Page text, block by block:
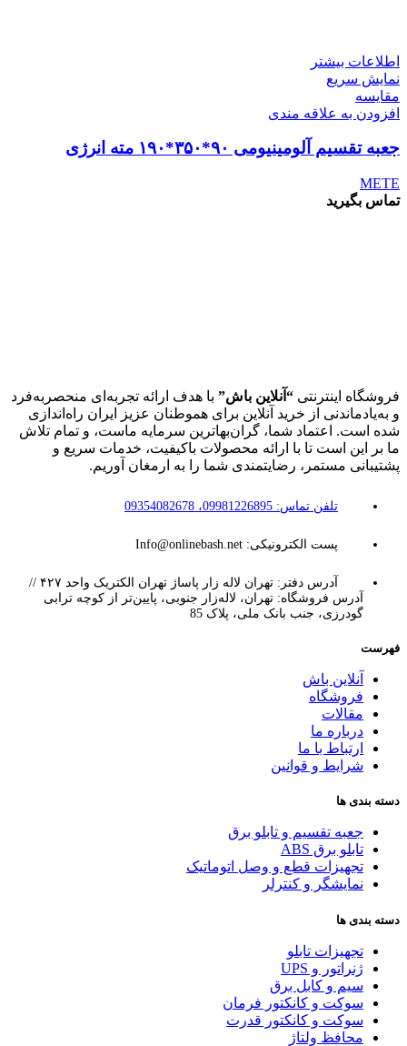
اطلاعات بیشتر
نمایش سریع
مقايسه
افزودن به علاقه مندی
جعبه تقسیم آلومینیومی ۹۰*۳۵۰*۱۹۰ مته انرژی
METE
تماس بگیرید
فروشگاه اینترنتی “آنلاین باش” با هدف ارائه تجربه‌ای منحصربه‌فرد
و به‌یادماندنی از خرید آنلاین برای هموطنان عزیز ایران راه‌اندازی
شده است. اعتماد شما، گران‌بهاترین سرمایه ماست، و تمام تلاش
ما بر این است تا با ارائه محصولات باکیفیت، خدمات سریع و
پشتیبانی مستمر، رضایتمندی شما را به ارمغان آوریم.
تلفن تماس: 09981226895، 09354082678
پست الکترونیکی: Info@onlinebash.net
آدرس دفتر: تهران لاله زار پاساژ تهران الکتریک واحد ۴۲۷ //
آدرس فروشگاه: تهران، لاله‌زار جنوبی، پایین‌تر از کوچه ترابی
گودرزی، جنب بانک ملی، پلاک 85
فهرست
آنلاین باش
فروشگاه
مقالات
درباره ما
ارتباط با ما
شرایط و قوانین
دسته بندی ها
جعبه تقسیم و تابلو برق
تابلو برق ABS
تجهیزات قطع و وصل اتوماتیک
نمایشگر و کنترلر
دسته بندی ها
تجهیزات تابلو
ژنراتور و UPS
سیم و کابل برق
سوکت و کانکتور فرمان
سوکت و کانکتور قدرت
محافظ ولتاژ